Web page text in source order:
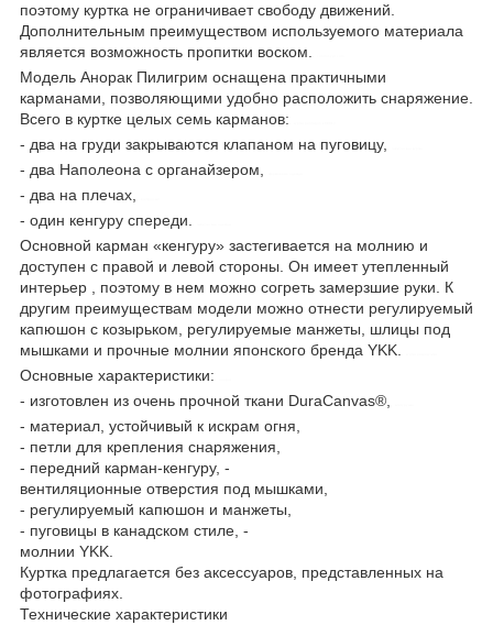
поэтому куртка не ограничивает свободу движений.
Дополнительным преимуществом используемого материала
является возможность пропитки воском.
Модель Анорак Пилигрим оснащена практичными
карманами, позволяющими удобно расположить снаряжение.
Всего в куртке целых семь карманов:
- два на груди закрываются клапаном на пуговицу,
- два Наполеона с органайзером,
- два на плечах,
- один кенгуру спереди.
Основной карман «кенгуру» застегивается на молнию и
доступен с правой и левой стороны. Он имеет утепленный
интерьер , поэтому в нем можно согреть замерзшие руки. К
другим преимуществам модели можно отнести регулируемый
капюшон с козырьком, регулируемые манжеты, шлицы под
мышками и прочные молнии японского бренда YKK.
Основные характеристики:
- изготовлен из очень прочной ткани DuraCanvas®,
- материал, устойчивый к искрам огня,
- петли для крепления снаряжения,
- передний карман-кенгуру, -
вентиляционные отверстия под мышками,
- регулируемый капюшон и манжеты,
- пуговицы в канадском стиле, -
молнии YKK.
Куртка предлагается без аксессуаров, представленных на
фотографиях.
Технические характеристики